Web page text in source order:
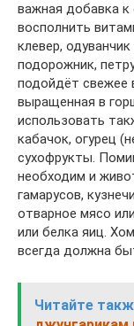
важная добавка
восполнить
клевер,
подорожник,
подойдёт свежее
выращенная в
использовать
кабачок, огурец
сухофрукты.
необходим и
гамарусов,
отварное мясо
или белка яиц.
всегда должна
Читайте